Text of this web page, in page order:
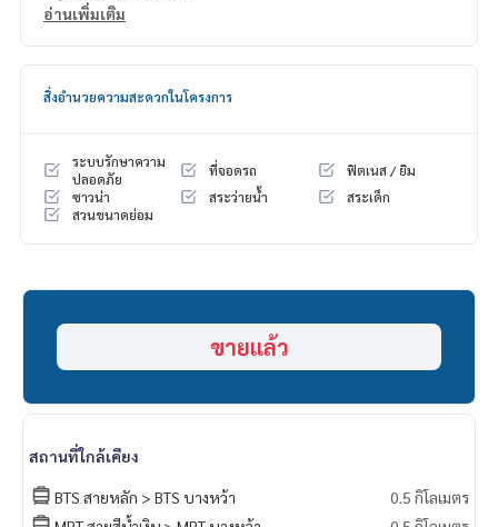
- ที่จอดรถ 1 คัน
🍃 ห้องเปล่า สภาพดี พร้อมอยู่
🍃 ไม่มีประวัติน้ำรั่วซึม
🏋️ Facilities:
- คลับเฮาส์
- สวนส่วนกลาง
- กล้องวงจรปิด
- เลานจ์
- สระว่ายน้ำ
🚇 Nearby:
- รพ. พญาไท 3 2 กม.
- Tha mall ท่าพระ 2.5 กม.
อ่านเพิ่มเติม
สิ่งอำนวยความสะดวกในโครงการ
ระบบรักษาความ
ปลอดภัย
ที่จอดรถ
ฟิตเนส / ยิม
ซาวน่า
สระว่ายน้ำ
สระเด็ก
สวนขนาดย่อม
ขายแล้ว
สถานที่ใกล้เคียง
BTS สายหลัก > BTS บางหว้า
0.5 กิโลเมตร